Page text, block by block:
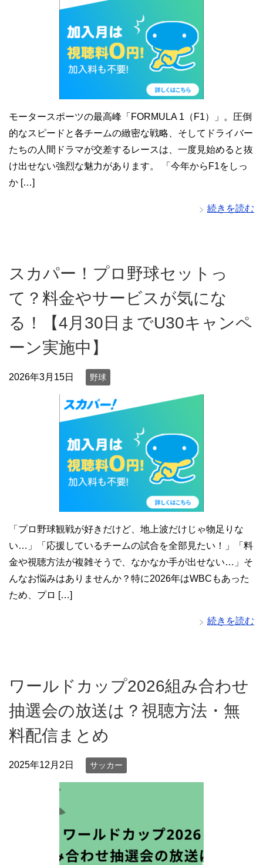
モータースポーツの最高峰「FORMULA 1（F1）」。圧倒
的なスピードと各チームの緻密な戦略、そしてドライバー
たちの人間ドラマが交差するレースは、一度見始めると抜
け出せない強烈な魅力があります。 「今年からF1をしっ
か […]
続きを読む
スカパー！プロ野球セットっ
て？料金やサービスが気にな
る！【4月30日までU30キャンペ
ーン実施中】
2026年3月15日 野球
「プロ野球観戦が好きだけど、地上波だけじゃ物足りな
い…」「応援しているチームの試合を全部見たい！」「料
金や視聴方法が複雑そうで、なかなか手が出せない…」そ
んなお悩みはありませんか？特に2026年はWBCもあった
ため、プロ […]
続きを読む
ワールドカップ2026組み合わせ
抽選会の放送は？視聴方法・無
料配信まとめ
2025年12月2日 サッカー